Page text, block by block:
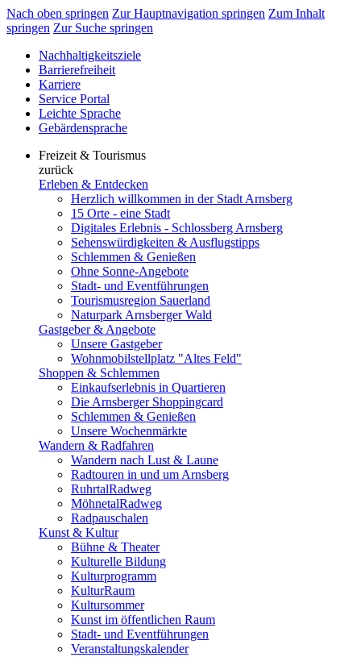
Nach oben springen Zur Hauptnavigation springen Zum Inhalt
springen Zur Suche springen
Nachhaltigkeitsziele
Barrierefreiheit
Karriere
Service Portal
Leichte Sprache
Gebärdensprache
Freizeit & Tourismus
zurück
Erleben & Entdecken
Herzlich willkommen in der Stadt Arnsberg
15 Orte - eine Stadt
Digitales Erlebnis - Schlossberg Arnsberg
Sehenswürdigkeiten & Ausflugstipps
Schlemmen & Genießen
Ohne Sonne-Angebote
Stadt- und Eventführungen
Tourismusregion Sauerland
Naturpark Arnsberger Wald
Gastgeber & Angebote
Unsere Gastgeber
Wohnmobilstellplatz "Altes Feld"
Shoppen & Schlemmen
Einkaufserlebnis in Quartieren
Die Arnsberger Shoppingcard
Schlemmen & Genießen
Unsere Wochenmärkte
Wandern & Radfahren
Wandern nach Lust & Laune
Radtouren in und um Arnsberg
RuhrtalRadweg
MöhnetalRadweg
Radpauschalen
Kunst & Kultur
Bühne & Theater
Kulturelle Bildung
Kulturprogramm
KulturRaum
Kultursommer
Kunst im öffentlichen Raum
Stadt- und Eventführungen
Veranstaltungskalender